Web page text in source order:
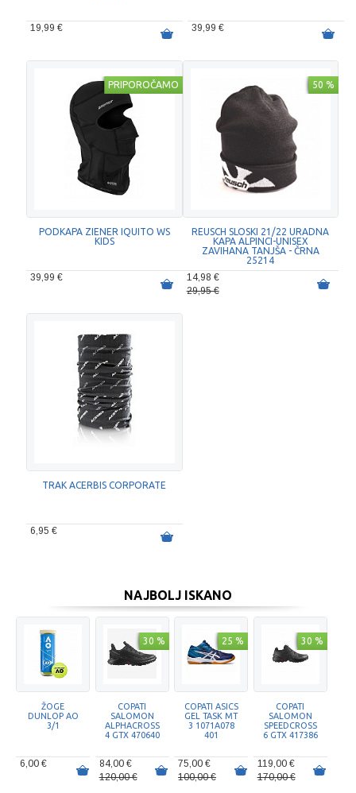
19,99 € 39,99 €
PRIPOROČAMO
PODKAPA ZIENER IQUITO WS
KIDS
39,99 €
50 %
REUSCH SLOSKI 21/22 URADNA
KAPA ALPINCI-UNISEX
ZAVIHANA TANJŠA - ČRNA
25214
14,98 €
29,95 €
TRAK ACERBIS CORPORATE
6,95 €
NAJBOLJ ISKANO
ŽOGE
DUNLOP AO
3/1
6,00 €
30 %
COPATI
SALOMON
ALPHACROSS
4 GTX 470640
84,00 €
120,00 €
25 %
COPATI ASICS
GEL TASK MT
3 1071A078
401
75,00 €
100,00 €
30 %
COPATI
SALOMON
SPEEDCROSS
6 GTX 417386
119,00 €
170,00 €